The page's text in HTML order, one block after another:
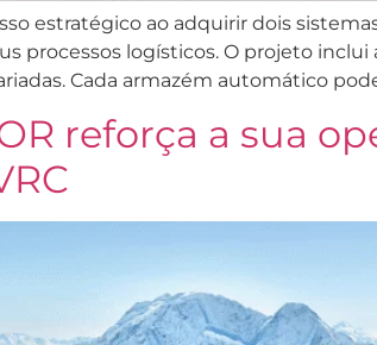
estratégico ao adquirir dois
processos logísticos. O projeto
Cada armazém automático
reforça a sua